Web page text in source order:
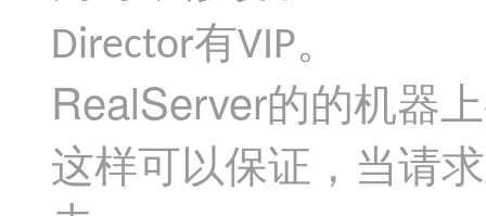
Director有VIP。
RealServer的的机器
这样可以保证，当请